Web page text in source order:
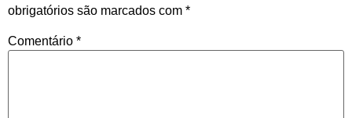
obrigatórios são marcados com *
Comentário *